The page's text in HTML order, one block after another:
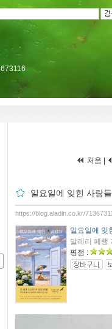
처음
일요일에 잊힌 사람들
https://blog.aladin.co.kr/
일요일에 잊
발레리 페랭
평점 :